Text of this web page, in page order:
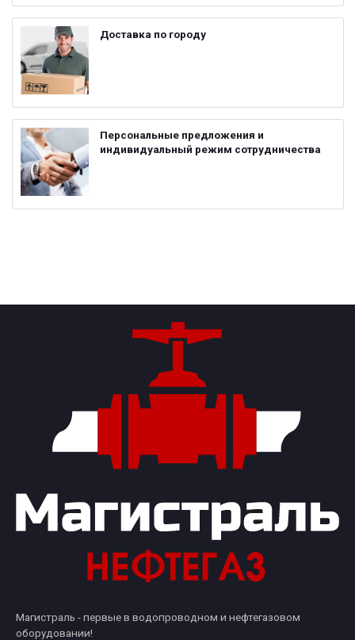
Доставка по городу
Персональные предложения и
индивидуальный режим сотрудничества
Магистраль - первые в водопроводном и нефтегазовом
оборудовании!